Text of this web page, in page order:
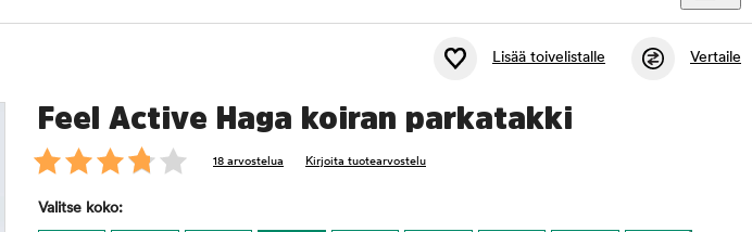
Lisää toivelistalle Vertaile
Feel Active Haga koiran parkatakki
18 arvostelua Kirjoita tuotearvostelu
Valitse koko: